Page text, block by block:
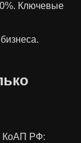
Ключевые
КоАП РФ: